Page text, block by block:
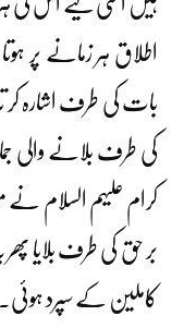
اطلاق ہر زمانے پر
بات کی طرف اشارہ کر
کی طرف بلانے والی
کرام علیہم السلام
بر حق کی طرف بلایا پھر
کاملین کے سپرد ہوئی۔